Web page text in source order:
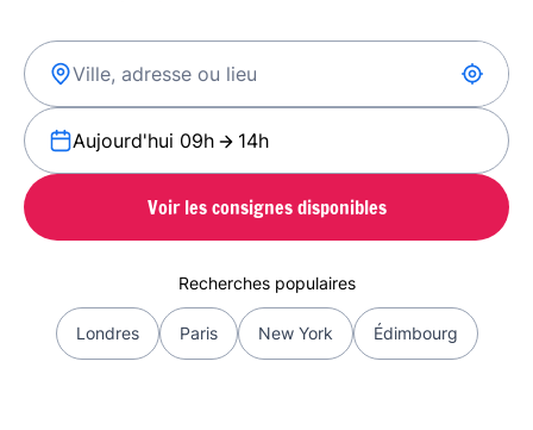
Aujourd'hui 09h 14h
Voir les consignes disponibles
Recherches populaires
Londres Paris New York Édimbourg